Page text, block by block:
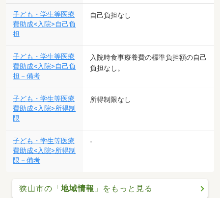
子ども・学生等医療
費助成<入院>自己負
担
自己負担なし
子ども・学生等医療
費助成<入院>自己負
担－備考
入院時食事療養費の標準負担額の自己
負担なし。
子ども・学生等医療
費助成<入院>所得制
限
所得制限なし
子ども・学生等医療
費助成<入院>所得制
限－備考
-
狭山市の「地域情報 」をもっと見る